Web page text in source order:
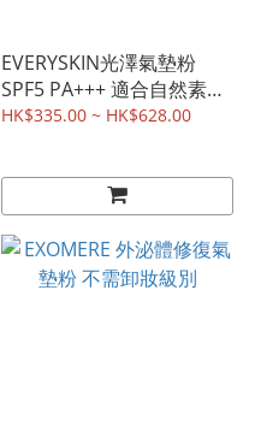
EVERYSKIN光澤氣墊粉
SPF5 PA+++ 適合自然素肌
光澤感
HK$335.00 ~ HK$628.00